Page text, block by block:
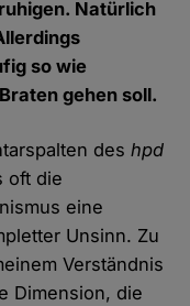
Natürlich
so wie
gehen soll.
deshpd
oft die
eine
Unsinn. Zu
Verständnis
Dimension, die